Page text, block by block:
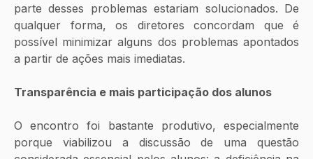
parte desses problemas estariam solucionados. De
qualquer forma, os diretores concordam que é
possível minimizar alguns dos problemas apontados
a partir de ações mais imediatas.
Transparência e mais participação dos alunos
O encontro foi bastante produtivo, especialmente
porque viabilizou a discussão de uma questão